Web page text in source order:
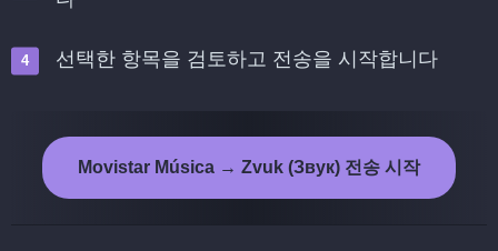
선택한 항목을 검토하고 전송을 시작합니다
Movistar Música → Zvuk (Звук) 전송 시작